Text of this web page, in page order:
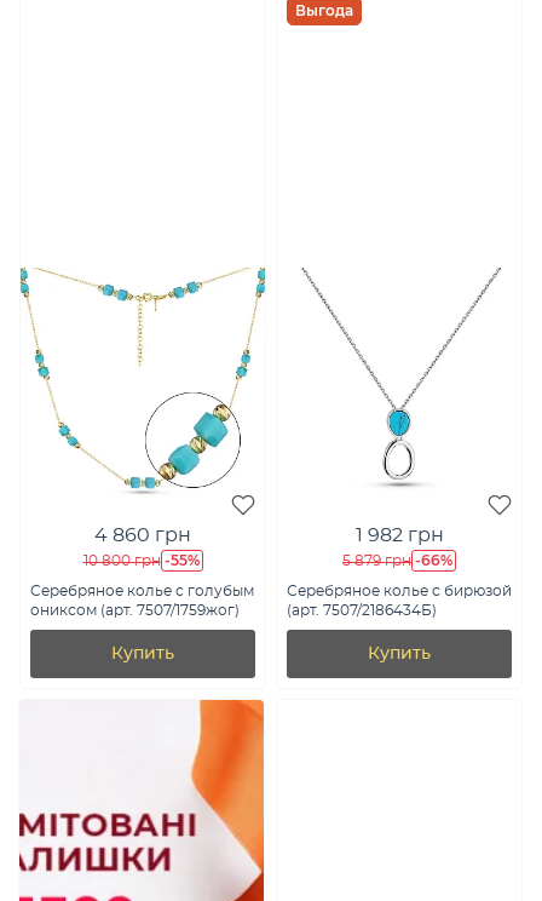
4 860 грн
10 800 грн -55%
Серебряное колье с голубым
ониксом (арт. 7507/1759жог)
Купить
Выгода
1 982 грн
5 879 грн -66%
Серебряное колье с бирюзой
(арт. 7507/2186434Б)
Купить